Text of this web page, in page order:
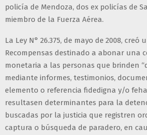
policía de Mendoza, dos ex policías de
miembro de la Fuerza Aérea.
La Ley N° 26.375, de mayo de 2008, creó
Recompensas destinado a abonar una
monetaria a las personas que brinden
mediante informes, testimonios,
elemento o referencia fidedigna y/o
resultasen determinantes para la
buscadas por la justicia que registren
captura o búsqueda de paradero, en